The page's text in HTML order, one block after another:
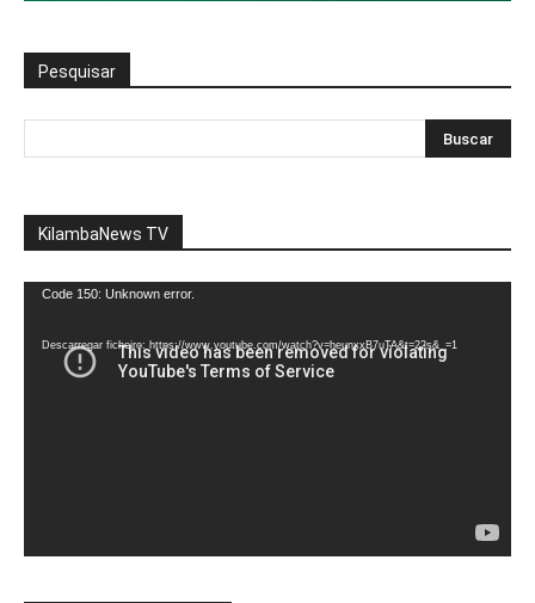
Pesquisar
KilambaNews TV
Reprodutor
vídeo
Code 150: Unknown error.
Descarregar ficheiro: https://www.youtube.com/watch?v=heunxxB7uTA&t=22s&_=1